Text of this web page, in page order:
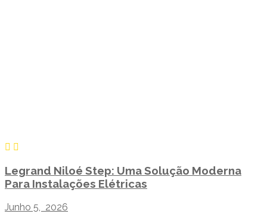
Legrand Niloé Step: Uma Solução Moderna
Para Instalações Elétricas
Junho 5, 2026